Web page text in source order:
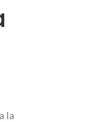
la